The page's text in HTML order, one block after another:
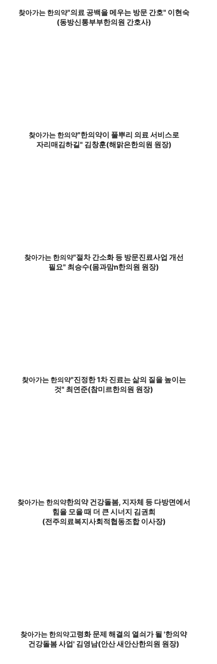
찾아가는 한의약"의료 공백을 메우는 방문 간호" 이현숙
(동방신통부부한의원 간호사)
찾아가는 한의약"한의약이 풀뿌리 의료 서비스로
자리매김하길" 김창훈(해맑은한의원 원장)
찾아가는 한의약"절차 간소화 등 방문진료사업 개선
필요" 최승수(몸과맘n한의원 원장)
찾아가는 한의약"진정한 1차 진료는 삶의 질을 높이는
것" 최연준(참미르한의원 원장)
찾아가는 한의약한의약 건강돌봄, 지자체 등 다방면에서
힘을 모을 때 더 큰 시너지 김권희
(전주의료복지사회적협동조합 이사장)
찾아가는 한의약고령화 문제 해결의 열쇠가 될 '한의약
건강돌봄 사업' 김영남(안산 새안산한의원 원장)